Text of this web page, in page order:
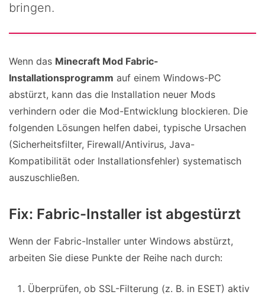
bringen.
Wenn das Minecraft Mod Fabric-
Installationsprogramm auf einem Windows-PC
abstürzt, kann das die Installation neuer Mods
verhindern oder die Mod-Entwicklung blockieren. Die
folgenden Lösungen helfen dabei, typische Ursachen
(Sicherheitsfilter, Firewall/Antivirus, Java-
Kompatibilität oder Installationsfehler) systematisch
auszuschließen.
Fix: Fabric-Installer ist abgestürzt
Wenn der Fabric-Installer unter Windows abstürzt,
arbeiten Sie diese Punkte der Reihe nach durch:
Überprüfen, ob SSL-Filterung (z. B. in ESET) aktiv